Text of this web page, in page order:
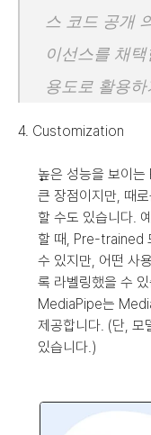
스 코드 공개
이선스를 채
용도로 활용
4. Customization
높은 성능을 보이
큰 장점이지만, 때
할 수도 있습니다.
할 때, Pre-trained
수 있지만, 어떤 사
록 라벨링했을 수
MediaPipe는
제공합니다. (단, 모
있습니다.)